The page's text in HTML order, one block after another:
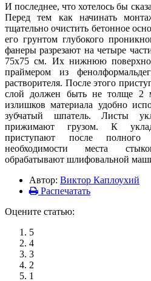
И последнее, что хотелось бы
Перед тем как начинать
тщательно очистить бетонное
его грунтом глубокого
фанеры разрезают на четыре
75х75 см. Их нижнюю
праймером из
растворителя. После этого
слой должен быть не толще 2
излишков материала удобно
зубчатый шпатель. Листы
прижимают грузом. К
приступают после
необходимости места
обрабатывают шлифовальной
Автор: Виктор Каплоухий
Распечатать
Оцените статью:
5
4
3
2
1